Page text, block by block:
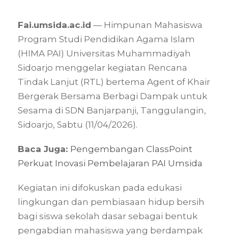
Fai.umsida.ac.id — Himpunan Mahasiswa
Program Studi Pendidikan Agama Islam
(HIMA PAI) Universitas Muhammadiyah
Sidoarjo menggelar kegiatan Rencana
Tindak Lanjut (RTL) bertema Agent of Khair
Bergerak Bersama Berbagi Dampak untuk
Sesama di SDN Banjarpanji, Tanggulangin,
Sidoarjo, Sabtu (11/04/2026).
Baca Juga: Pengembangan ClassPoint
Perkuat Inovasi Pembelajaran PAI Umsida
Kegiatan ini difokuskan pada edukasi
lingkungan dan pembiasaan hidup bersih
bagi siswa sekolah dasar sebagai bentuk
pengabdian mahasiswa yang berdampak